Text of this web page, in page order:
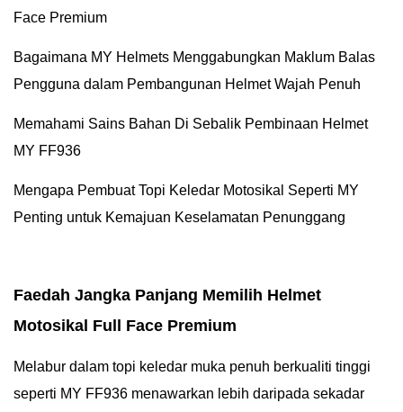
Face Premium
Bagaimana MY Helmets Menggabungkan Maklum Balas
Pengguna dalam Pembangunan Helmet Wajah Penuh
Memahami Sains Bahan Di Sebalik Pembinaan Helmet
MY FF936
Mengapa Pembuat Topi Keledar Motosikal Seperti MY
Penting untuk Kemajuan Keselamatan Penunggang
Faedah Jangka Panjang Memilih Helmet
Motosikal Full Face Premium
Melabur dalam topi keledar muka penuh berkualiti tinggi
seperti MY FF936 menawarkan lebih daripada sekadar